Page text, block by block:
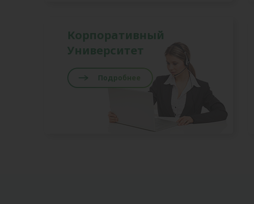
Корпоративный
Университет
Подробнее